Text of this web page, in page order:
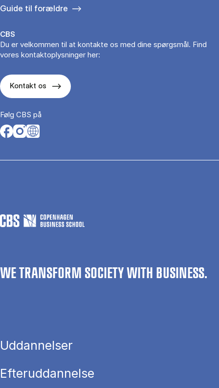
Guide til forældre
CBS
Du er velkommen til at kontakte os med dine spørgsmål. Find
vores kontaktoplysninger her:
Kontakt os
Følg CBS på
Opens in a new tab
Opens in a new tab
Opens in a new tab
WE TRANSFORM SOCIETY WITH BUSINESS.
Uddannelser
Efteruddannelse